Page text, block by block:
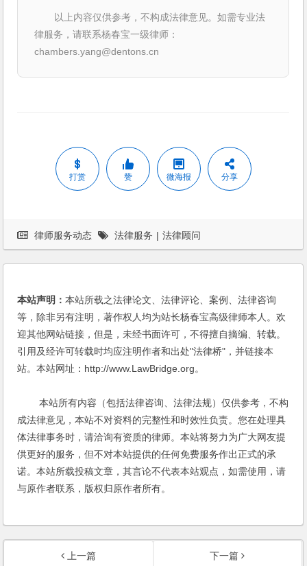
以上内容仅供参考，不构成法律意见。如需专业法
律服务，请联系杨春宝一级律师：
chambers.yang@dentons.cn
打赏 赞 微海报 分享
律师服务动态 法律服务 | 法律顾问
本站声明：本站所载之法律论文、法律评论、案例、法律咨询
等，除非另有注明，著作权人均为站长杨春宝高级律师本人。欢
迎其他网站链接，但是，未经书面许可，不得擅自摘编、转载。
引用及经许可转载时均应注明作者和出处"法律桥"，并链接本
站。本站网址：http://www.LawBridge.org。
本站所有内容（包括法律咨询、法律法规）仅供参考，不构
成法律意见，本站不对资料的完整性和时效性负责。您在处理具
体法律事务时，请洽询有资质的律师。本站将努力为广大网友提
供更好的服务，但不对本站提供的任何免费服务作出正式的承
诺。本站所载投稿文章，其言论不代表本站观点，如需使用，请
与原作者联系，版权归原作者所有。
上一篇 下一篇